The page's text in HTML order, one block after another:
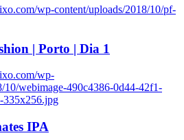
wp-content/uploads/2018/10/pf-
| Porto | Dia 1
wp-
10/webimage-490c4386-0d44-42f1-
335x256.jpg
IPA